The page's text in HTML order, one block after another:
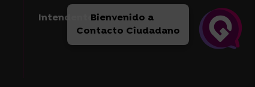
IntendenteBienvenido a
Contacto Ciudadano